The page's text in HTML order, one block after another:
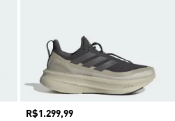
Preço
R$1.299,99